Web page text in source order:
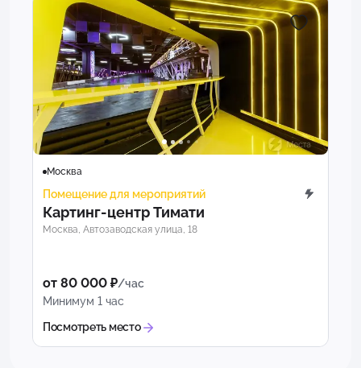
Москва
Помещение для мероприятий
Картинг-центр Тимати
Москва, Автозаводская улица, 18
от 80 000 ₽/час
Минимум 1 час
Посмотреть место